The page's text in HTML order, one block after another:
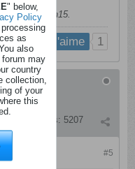
juin 2025, 22h15.
j'aime 1
Messages: 5207
#5
" below,
Policy
as
also
may
country
collection,
of your
this